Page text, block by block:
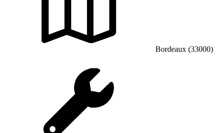
Bordeaux (33000)